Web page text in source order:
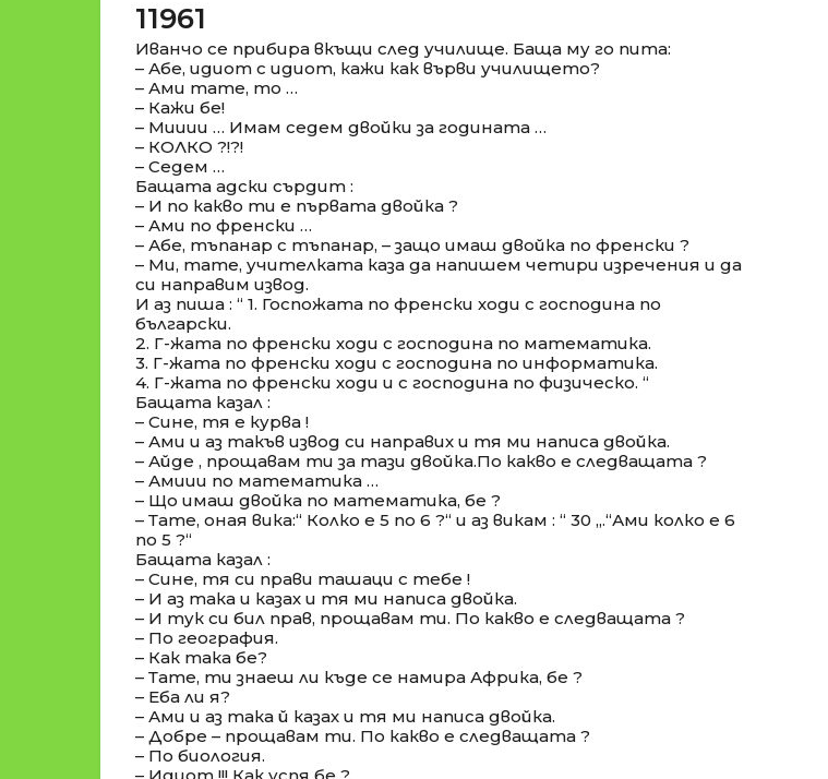
11961
Иванчо се прибира вкъщи след училище. Баща му го пита:
– Абе, идиот с идиот, кажи как върви училището?
– Ами тате, то …
– Кажи бе!
– Мииии … Имам седем двойки за годината …
– КОЛКО ?!?!
– Седем …
Бащата адски сърдит :
– И по какво ти е първата двойка ?
– Ами по френски …
– Абе, тъпанар с тъпанар, – защо имаш двойка по френски ?
– Ми, тате, учителката каза да напишем четири изречения и да
си направим извод.
И аз пиша : “ 1. Госпожата по френски ходи с господина по
български.
2. Г-жата по френски ходи с господина по математика.
3. Г-жата по френски ходи с господина по информатика.
4. Г-жата по френски ходи и с господина по физическо. “
Бащата казал :
– Сине, тя е курва !
– Ами и аз такъв извод си направих и тя ми написа двойка.
– Айде , прощавам ти за тази двойка.По какво е следващата ?
– Амиии по математика …
– Що имаш двойка по математика, бе ?
– Тате, оная вика:“ Колко е 5 по 6 ?“ и аз викам : “ 30 „.“Ами колко е 6
по 5 ?“
Бащата казал :
– Сине, тя си прави ташаци с тебе !
– И аз така и казах и тя ми написа двойка.
– И тук си бил прав, прощавам ти. По какво е следващата ?
– По география.
– Как така бе?
– Тате, ти знаеш ли къде се намира Африка, бе ?
– Еба ли я?
– Ами и аз така й казах и тя ми написа двойка.
– Добре – прощавам ти. По какво е следващата ?
– По биология.